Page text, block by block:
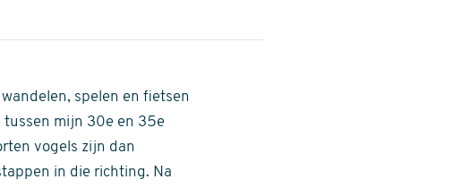
spelen en fietsen
tussen mijn 30e en 35e
vogels zijn dan
in die richting. Na